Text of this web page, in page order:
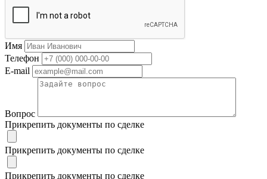
Имя
Телефон
E-mail
Вопрос
Прикрепить документы по сделке
Прикрепить документы по сделке
Прикрепить документы по сделке